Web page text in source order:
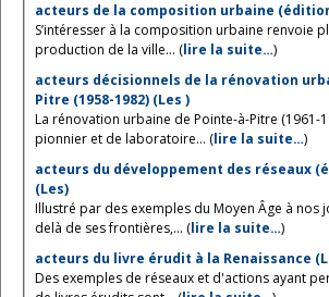
acteurs de la composition urbaine
S’intéresser à la composition urbaine renvoie
production de la ville... (lire la suite…)
acteurs décisionnels de la rénovation
Pitre (1958-1982) (Les )
La rénovation urbaine de Pointe-à-Pitre (1961-
pionnier et de laboratoire... (lire la suite…)
acteurs du développement des réseaux
(Les)
Illustré par des exemples du Moyen Âge à nos
delà de ses frontières,... (lire la suite…)
acteurs du livre érudit à la Renaissance
Des exemples de réseaux et d'actions ayant